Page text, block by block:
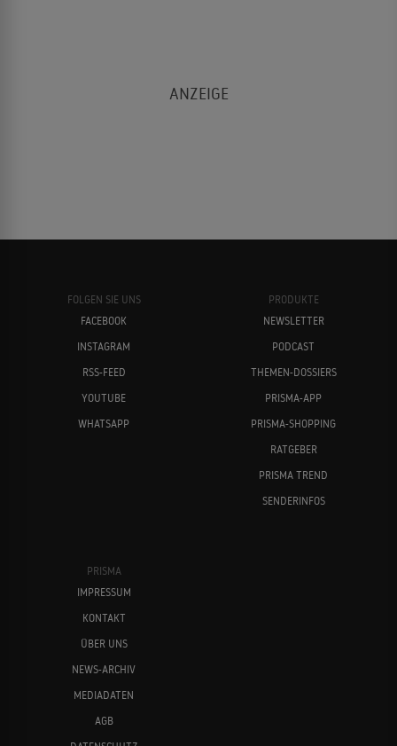
FOLGEN SIE UNS
FACEBOOK
INSTAGRAM
RSS-FEED
YOUTUBE
WHATSAPP
PRODUKTE
NEWSLETTER
PODCAST
THEMEN-DOSSIERS
PRISMA-APP
PRISMA-SHOPPING
RATGEBER
PRISMA TREND
SENDERINFOS
PRISMA
IMPRESSUM
KONTAKT
ÜBER UNS
NEWS-ARCHIV
MEDIADATEN
AGB